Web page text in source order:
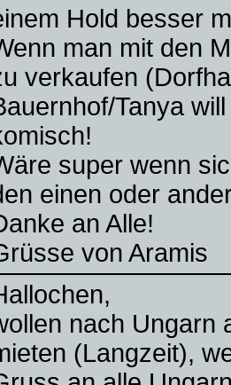
Hold besser
man mit den
verkaufen
Tanya
super wenn
einen oder
an Alle!
von Aramis
nach Ungarn
(Langzeit),